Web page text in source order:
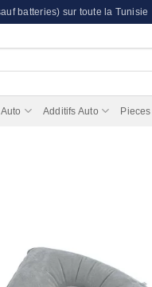
batteries) sur toute la Tunisie
Additifs Auto